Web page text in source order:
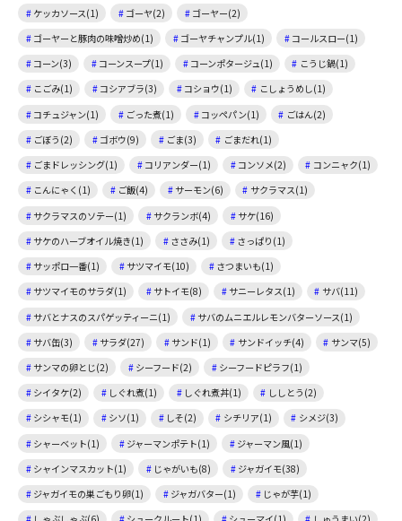
ケッカソース(1)
ゴーヤ(2)
ゴーヤー(2)
ゴーヤーと豚肉の味噌炒め(1)
ゴーヤチャンプル(1)
コールスロー(1)
コーン(3)
コーンスープ(1) コーンポタージュ(1)
こうじ鍋(1)
こごみ(1)
コシアブラ(3) コショウ(1)
こしょうめし(1)
コチュジャン(1)
ごった煮(1) コッペパン(1)
ごはん(2)
ごぼう(2)
ゴボウ(9) ごま(3)
ごまだれ(1)
ごまドレッシング(1)
コリアンダー(1) コンソメ(2)
コンニャク(1)
こんにゃく(1)
ご飯(4) サーモン(6)
サクラマス(1)
サクラマスのソテー(1)
サクランボ(4)
サケ(16)
サケのハーブオイル焼き(1)
ささみ(1)
さっぱり(1)
サッポロ一番(1)
サツマイモ(10)
さつまいも(1)
サツマイモのサラダ(1)
サトイモ(8) サニーレタス(1)
サバ(11)
サバとナスのスパゲッティーニ(1)
サバのムニエルレモンバターソース(1)
サバ缶(3)
サラダ(27) サンド(1) サンドイッチ(4)
サンマ(5)
サンマの卵とじ(2)
シーフード(2)
シーフードピラフ(1)
シイタケ(2)
しぐれ煮(1) しぐれ煮丼(1)
ししとう(2)
シシャモ(1)
シソ(1) しそ(2) シチリア(1)
シメジ(3)
シャーベット(1)
ジャーマンポテト(1)
ジャーマン風(1)
シャインマスカット(1)
じゃがいも(8)
ジャガイモ(38)
ジャガイモの巣ごもり卵(1)
ジャガバター(1)
じゃが芋(1)